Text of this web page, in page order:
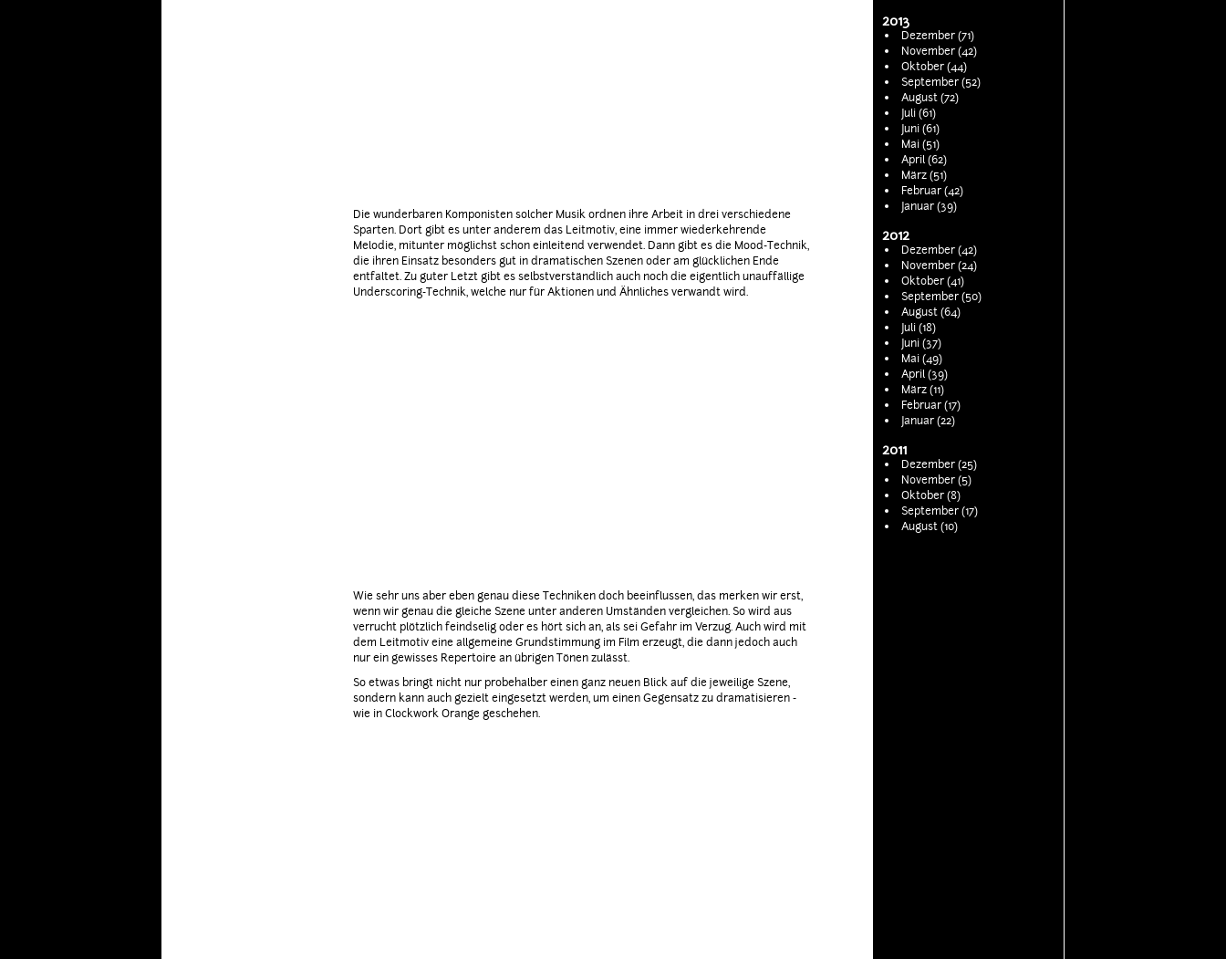
Die wunderbaren Komponisten solcher Musik ordnen ihre Arbeit in drei verschiedene
Sparten. Dort gibt es unter anderem das Leitmotiv, eine immer wiederkehrende
Melodie, mitunter möglichst schon einleitend verwendet. Dann gibt es die Mood-Technik,
die ihren Einsatz besonders gut in dramatischen Szenen oder am glücklichen Ende
entfaltet. Zu guter Letzt gibt es selbstverständlich auch noch die eigentlich unauffällige
Underscoring-Technik, welche nur für Aktionen und Ähnliches verwandt wird.
Wie sehr uns aber eben genau diese Techniken doch beeinflussen, das merken wir erst,
wenn wir genau die gleiche Szene unter anderen Umständen vergleichen. So wird aus
verrucht plötzlich feindselig oder es hört sich an, als sei Gefahr im Verzug. Auch wird mit
dem Leitmotiv eine allgemeine Grundstimmung im Film erzeugt, die dann jedoch auch
nur ein gewisses Repertoire an übrigen Tönen zulässt.
So etwas bringt nicht nur probehalber einen ganz neuen Blick auf die jeweilige Szene,
sondern kann auch gezielt eingesetzt werden, um einen Gegensatz zu dramatisieren -
wie in Clockwork Orange geschehen.
2013
Dezember (71)
November (42)
Oktober (44)
September (52)
August (72)
Juli (61)
Juni (61)
Mai (51)
April (62)
März (51)
Februar (42)
Januar (39)
2012
Dezember (42)
November (24)
Oktober (41)
September (50)
August (64)
Juli (18)
Juni (37)
Mai (49)
April (39)
März (11)
Februar (17)
Januar (22)
2011
Dezember (25)
November (5)
Oktober (8)
September (17)
August (10)